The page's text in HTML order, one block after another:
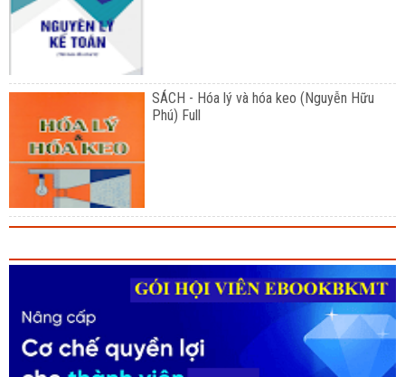
SÁCH - Hóa lý và hóa keo (Nguyễn Hữu
Phú) Full